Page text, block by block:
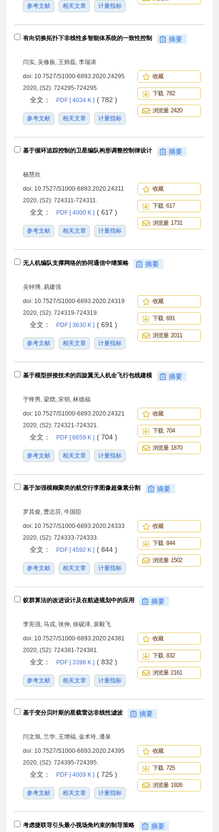
参考文献 相关文章 计量指标
有向切换拓扑下非线性多智能体系统的一致性控制 摘要
闫实, 吴修振, 王帅磊, 李瑞涛
doi: 10.7527/S1000-6893.2020.24295
2020, (S2): 724295-724295.
全文： PDF [ 4034 K ] ( 782 )
参考文献 相关文章 计量指标
收藏
下载 782
浏览量 2420
基于循环追踪控制的卫星编队构形调整控制律设计 摘要
杨慧欣
doi: 10.7527/S1000-6893.2020.24311
2020, (S2): 724311-724311.
全文： PDF [ 4000 K ] ( 617 )
参考文献 相关文章 计量指标
收藏
下载 617
浏览量 1731
无人机编队支撑网络的协同通信中继策略 摘要
吴钟博, 易建强
doi: 10.7527/S1000-6893.2020.24319
2020, (S2): 724319-724319.
全文： PDF [ 3630 K ] ( 691 )
参考文献 相关文章 计量指标
收藏
下载 691
浏览量 2011
基于模型拼接技术的四旋翼无人机全飞行包线建模 摘要
于怿男, 梁熠, 宋韬, 林德福
doi: 10.7527/S1000-6893.2020.24321
2020, (S2): 724321-724321.
全文： PDF [ 6659 K ] ( 704 )
参考文献 相关文章 计量指标
收藏
下载 704
浏览量 1870
基于加强模糊聚类的航空行李图像超像素分割 摘要
罗其俊, 曹志芬, 牛国臣
doi: 10.7527/S1000-6893.2020.24333
2020, (S2): 724333-724333.
全文： PDF [ 4592 K ] ( 844 )
参考文献 相关文章 计量指标
收藏
下载 844
浏览量 1502
蚁群算法的改进设计及在航迹规划中的应用 摘要
李宪强, 马戎, 张伸, 侯砚泽, 裴毅飞
doi: 10.7527/S1000-6893.2020.24381
2020, (S2): 724381-724381.
全文： PDF [ 3398 K ] ( 832 )
参考文献 相关文章 计量指标
收藏
下载 832
浏览量 2161
基于变分贝叶斯的星载雷达非线性滤波 摘要
闫文旭, 兰华, 王增福, 金术玲, 潘泉
doi: 10.7527/S1000-6893.2020.24395
2020, (S2): 724395-724395.
全文： PDF [ 4009 K ] ( 725 )
参考文献 相关文章 计量指标
收藏
下载 725
浏览量 1926
考虑捷联导引头最小视场角约束的制导策略 摘要